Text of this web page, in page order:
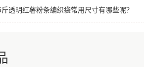
透明红薯粉条编织袋常用尺寸有哪些呢？